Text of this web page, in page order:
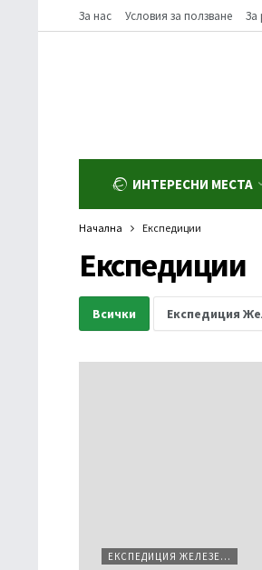
За нас Условия за ползване За
ИНТЕРЕСНИ МЕСТА
Начална Експедиции
Експедиции
Всички Експедиция
ЕКСПЕДИЦИЯ ЖЕЛЕЗЕН ПЪТ